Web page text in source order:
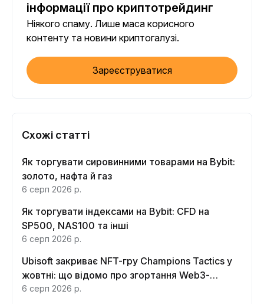
інформації про криптотрейдинг
Ніякого спаму. Лише маса корисного
контенту та новини криптогалузі.
Зареєструватися
Схожі статті
Як торгувати сировинними товарами на Bybit:
золото, нафта й газ
6 серп 2026 р.
Як торгувати індексами на Bybit: CFD на
SP500, NAS100 та інші
6 серп 2026 р.
Ubisoft закриває NFT-гру Champions Tactics у
жовтні: що відомо про згортання Web3-
функцій
6 серп 2026 р.